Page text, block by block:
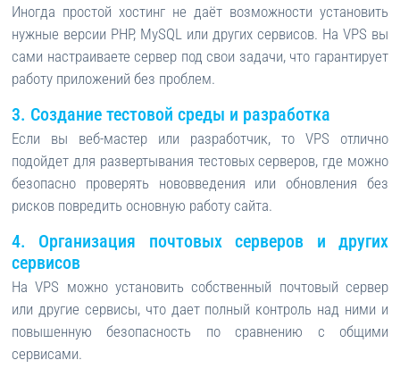
Иногда простой хостинг не даёт возможности установить
нужные версии PHP, MySQL или других сервисов. На VPS вы
сами настраиваете сервер под свои задачи, что гарантирует
работу приложений без проблем.
3. Создание тестовой среды и разработка
Если вы веб-мастер или разработчик, то VPS отлично
подойдет для развертывания тестовых серверов, где можно
безопасно проверять нововведения или обновления без
рисков повредить основную работу сайта.
4. Организация почтовых серверов и других
сервисов
На VPS можно установить собственный почтовый сервер
или другие сервисы, что дает полный контроль над ними и
повышенную безопасность по сравнению с общими
сервисами.